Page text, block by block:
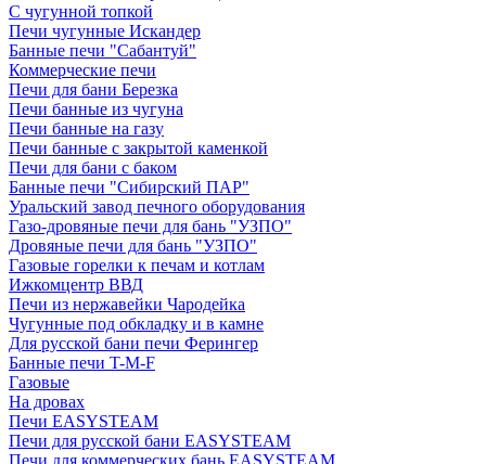
С чугунной топкой
Печи чугунные Искандер
Банные печи "Сабантуй"
Коммерческие печи
Печи для бани Березка
Печи банные из чугуна
Печи банные на газу
Печи банные с закрытой каменкой
Печи для бани с баком
Банные печи "Сибирский ПАР"
Уральский завод печного оборудования
Газо-дровяные печи для бань "УЗПО"
Дровяные печи для бань "УЗПО"
Газовые горелки к печам и котлам
Ижкомцентр ВВД
Печи из нержавейки Чародейка
Чугунные под обкладку и в камне
Для русской бани печи Ферингер
Банные печи T-M-F
Газовые
На дровах
Печи EASYSTEAM
Печи для русской бани EASYSTEAM
Печи для коммерческих бань EASYSTEAM